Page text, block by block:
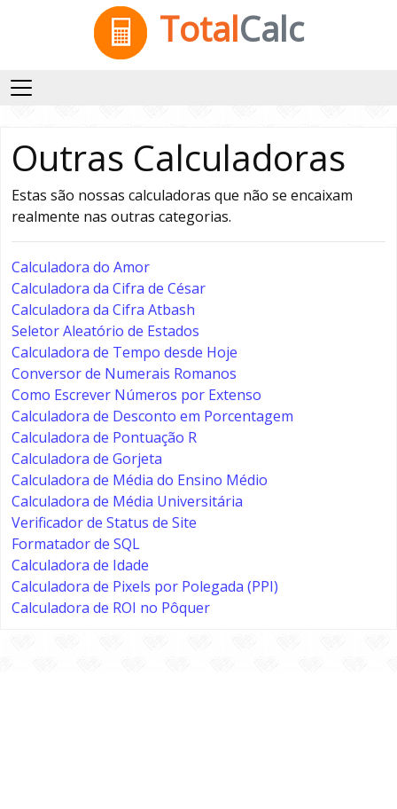
TotalCalc
Outras Calculadoras
Estas são nossas calculadoras que não se encaixam
realmente nas outras categorias.
Calculadora do Amor
Calculadora da Cifra de César
Calculadora da Cifra Atbash
Seletor Aleatório de Estados
Calculadora de Tempo desde Hoje
Conversor de Numerais Romanos
Como Escrever Números por Extenso
Calculadora de Desconto em Porcentagem
Calculadora de Pontuação R
Calculadora de Gorjeta
Calculadora de Média do Ensino Médio
Calculadora de Média Universitária
Verificador de Status de Site
Formatador de SQL
Calculadora de Idade
Calculadora de Pixels por Polegada (PPI)
Calculadora de ROI no Pôquer